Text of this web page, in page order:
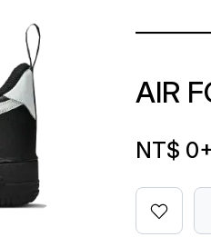
AIR
NT$ 0+